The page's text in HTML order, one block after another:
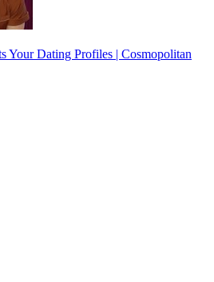
Your Dating Profiles | Cosmopolitan